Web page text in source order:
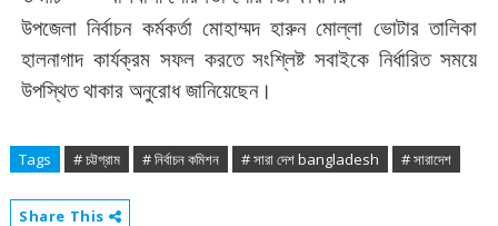
উপজেলা নির্বাচন কর্মকর্তা মোহাম্মদ হারুন মোল্লা ভোটার তালিকা
হালনাগাদ কার্যক্রম সফল করতে সংশ্লিষ্ট সবাইকে নির্ধারিত সময়ে
উপস্থিত থাকার অনুরোধ জানিয়েছেন।
Tags # চট্টগ্রাম # নির্বাচন কমিশন # সারা দেশ bangladesh # সারাদেশ
Share This